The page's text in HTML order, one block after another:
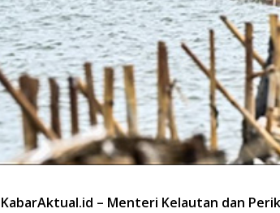
KabarAktual.id – Menteri Kelautan dan